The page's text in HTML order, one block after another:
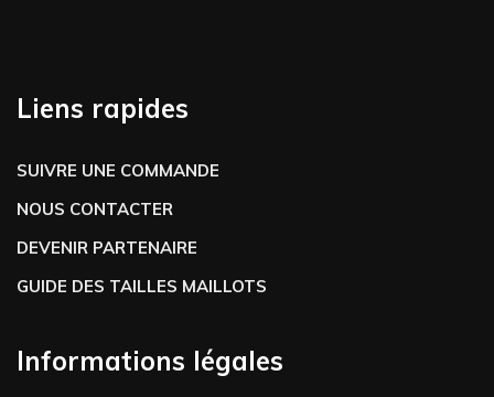
Liens rapides
SUIVRE UNE COMMANDE
NOUS CONTACTER
DEVENIR PARTENAIRE
GUIDE DES TAILLES MAILLOTS
Informations légales